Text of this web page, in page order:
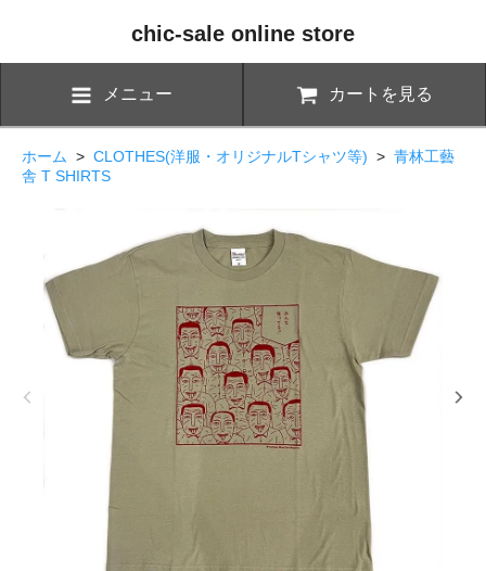
chic-sale online store
メニュー カートを見る
ホーム > CLOTHES(洋服・オリジナルTシャツ等) > 青林工藝
舎 T SHIRTS